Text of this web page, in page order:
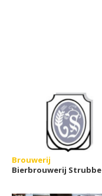
Brouwerij
Bierbrouwerij Strubbe